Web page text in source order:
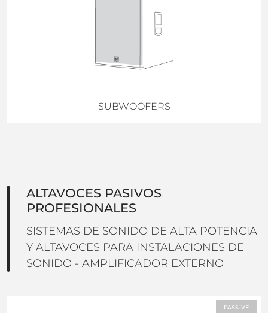
SUBWOOFERS
ALTAVOCES PASIVOS
PROFESIONALES
SISTEMAS DE SONIDO DE ALTA POTENCIA
Y ALTAVOCES PARA INSTALACIONES DE
SONIDO - AMPLIFICADOR EXTERNO
PASSIVE